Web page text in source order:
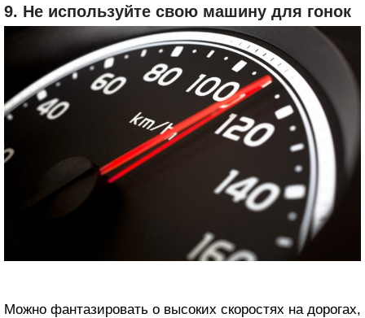
9. Не используйте свою машину для гонок
Можно фантазировать о высоких скоростях на дорогах,